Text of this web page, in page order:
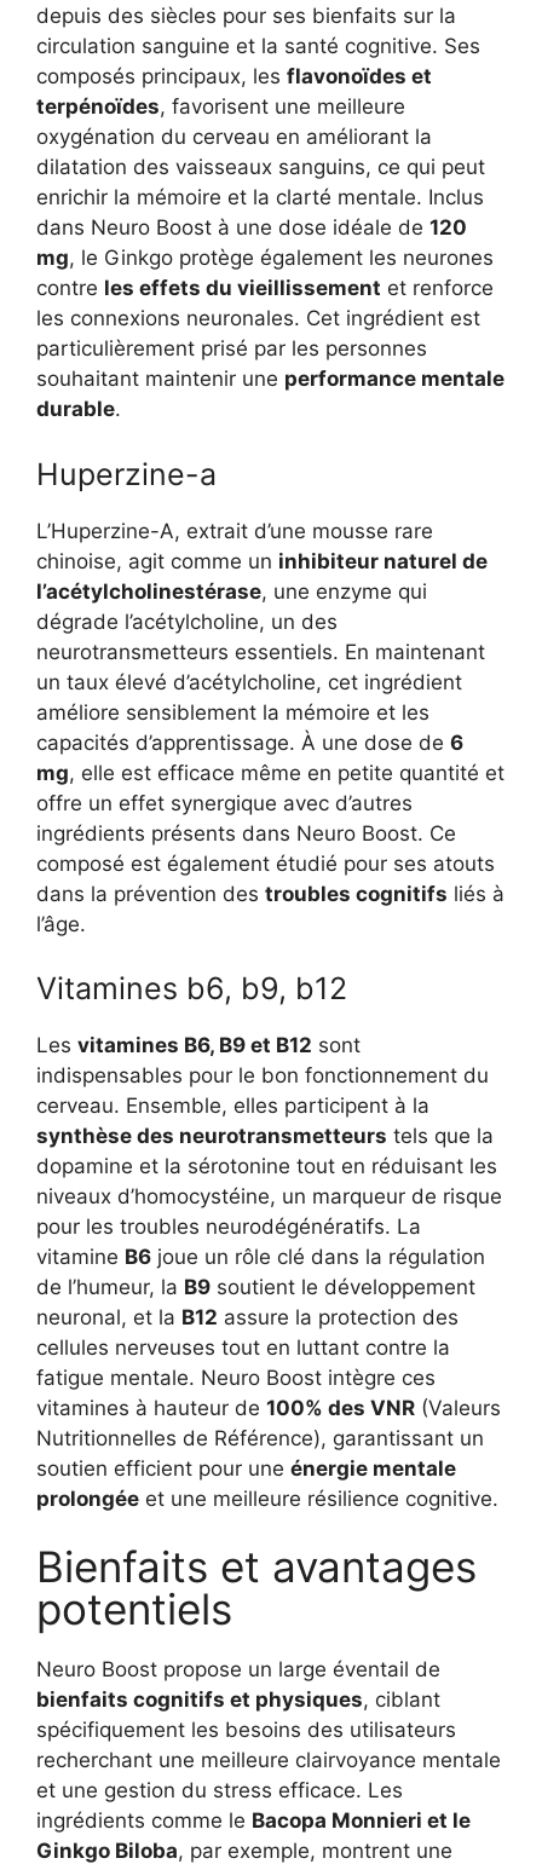
depuis des siècles pour ses bienfaits sur la
circulation sanguine et la santé cognitive. Ses
composés principaux, les flavonoïdes et
terpénoïdes, favorisent une meilleure
oxygénation du cerveau en améliorant la
dilatation des vaisseaux sanguins, ce qui peut
enrichir la mémoire et la clarté mentale. Inclus
dans Neuro Boost à une dose idéale de 120
mg, le Ginkgo protège également les neurones
contre les effets du vieillissement et renforce
les connexions neuronales. Cet ingrédient est
particulièrement prisé par les personnes
souhaitant maintenir une performance mentale
durable.
Huperzine-a
L’Huperzine-A, extrait d’une mousse rare
chinoise, agit comme un inhibiteur naturel de
l’acétylcholinestérase, une enzyme qui
dégrade l’acétylcholine, un des
neurotransmetteurs essentiels. En maintenant
un taux élevé d’acétylcholine, cet ingrédient
améliore sensiblement la mémoire et les
capacités d’apprentissage. À une dose de 6
mg, elle est efficace même en petite quantité et
offre un effet synergique avec d’autres
ingrédients présents dans Neuro Boost. Ce
composé est également étudié pour ses atouts
dans la prévention des troubles cognitifs liés à
l’âge.
Vitamines b6, b9, b12
Les vitamines B6, B9 et B12 sont
indispensables pour le bon fonctionnement du
cerveau. Ensemble, elles participent à la
synthèse des neurotransmetteurs tels que la
dopamine et la sérotonine tout en réduisant les
niveaux d’homocystéine, un marqueur de risque
pour les troubles neurodégénératifs. La
vitamine B6 joue un rôle clé dans la régulation
de l’humeur, la B9 soutient le développement
neuronal, et la B12 assure la protection des
cellules nerveuses tout en luttant contre la
fatigue mentale. Neuro Boost intègre ces
vitamines à hauteur de 100% des VNR (Valeurs
Nutritionnelles de Référence), garantissant un
soutien efficient pour une énergie mentale
prolongée et une meilleure résilience cognitive.
Bienfaits et avantages
potentiels
Neuro Boost propose un large éventail de
bienfaits cognitifs et physiques, ciblant
spécifiquement les besoins des utilisateurs
recherchant une meilleure clairvoyance mentale
et une gestion du stress efficace. Les
ingrédients comme le Bacopa Monnieri et le
Ginkgo Biloba, par exemple, montrent une